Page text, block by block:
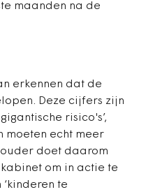
maanden na de
erkennen dat de
Deze cijfers zijn
risico's’,
moeten echt meer
doet daarom
kabinet om in actie te
te